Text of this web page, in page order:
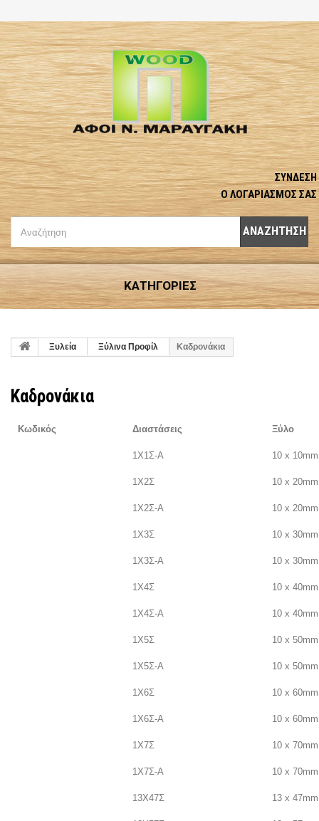
ΣΎΝΔΕΣΗ
Ο ΛΟΓΑΡΙΑΣΜΌΣ ΣΑΣ
ΑΝΑΖΉΤΗΣΗ
ΚΑΤΗΓΟΡΊΕΣ
Ξυλεία Ξύλινα Προφίλ Καδρονάκια
Καδρονάκια
Κωδικός Διαστάσεις Ξύλο
1Χ1Σ-Α 10 x 10mm
1Χ2Σ 10 x 20mm
1Χ2Σ-Α 10 x 20mm
1Χ3Σ 10 x 30mm
1Χ3Σ-Α 10 x 30mm
1Χ4Σ 10 x 40mm
1Χ4Σ-Α 10 x 40mm
1Χ5Σ 10 x 50mm
1Χ5Σ-Α 10 x 50mm
1Χ6Σ 10 x 60mm
1Χ6Σ-Α 10 x 60mm
1Χ7Σ 10 x 70mm
1Χ7Σ-Α 10 x 70mm
13Χ47Σ 13 x 47mm